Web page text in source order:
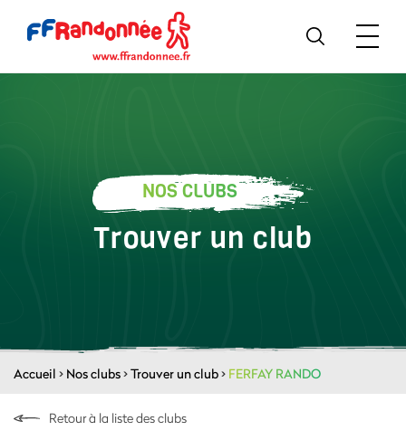
NOS CLUBS
Trouver un club
Accueil > Nos clubs>Trouver un club> FERFAY RANDO
Retour à la liste des clubs